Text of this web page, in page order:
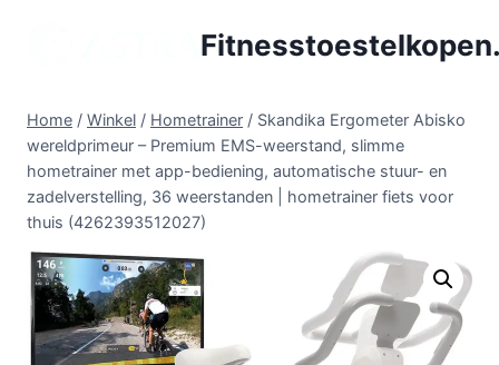
Home / Winkel / Hometrainer / Skandika Ergometer Abisko
wereldprimeur – Premium EMS-weerstand, slimme
hometrainer met app-bediening, automatische stuur- en
zadelverstelling, 36 weerstanden | hometrainer fiets voor
thuis (4262393512027)